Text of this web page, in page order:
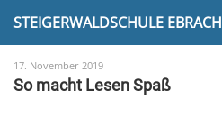
STEIGERWALDSCHULE EBRACH
17. November 2019
So macht Lesen Spaß